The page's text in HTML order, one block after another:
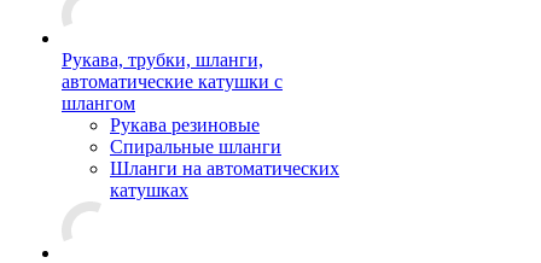
Рукава, трубки, шланги,
автоматические катушки с
шлангом
Рукава резиновые
Спиральные шланги
Шланги на автоматических
катушках